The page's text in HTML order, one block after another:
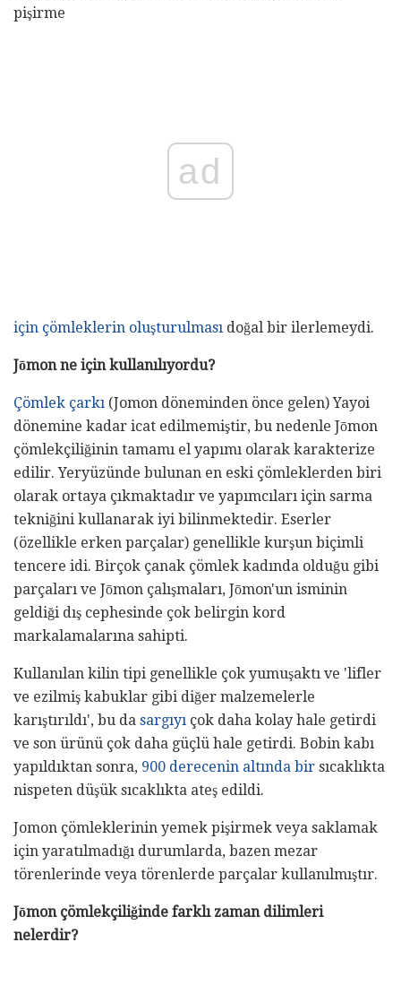
pişirme
ad
için çömleklerin oluşturulması doğal bir ilerlemeydi.
Jōmon ne için kullanılıyordu?
Çömlek çarkı (Jomon döneminden önce gelen) Yayoi
dönemine kadar icat edilmemiştir, bu nedenle Jōmon
çömlekçiliğinin tamamı el yapımı olarak karakterize
edilir. Yeryüzünde bulunan en eski çömleklerden biri
olarak ortaya çıkmaktadır ve yapımcıları için sarma
tekniğini kullanarak iyi bilinmektedir. Eserler
(özellikle erken parçalar) genellikle kurşun biçimli
tencere idi. Birçok çanak çömlek kadında olduğu gibi
parçaları ve Jōmon çalışmaları, Jōmon'un isminin
geldiği dış cephesinde çok belirgin kord
markalamalarına sahipti.
Kullanılan kilin tipi genellikle çok yumuşaktı ve 'lifler
ve ezilmiş kabuklar gibi diğer malzemelerle
karıştırıldı', bu da sargıyı çok daha kolay hale getirdi
ve son ürünü çok daha güçlü hale getirdi. Bobin kabı
yapıldıktan sonra, 900 derecenin altında bir sıcaklıkta
nispeten düşük sıcaklıkta ateş edildi.
Jomon çömleklerinin yemek pişirmek veya saklamak
için yaratılmadığı durumlarda, bazen mezar
törenlerinde veya törenlerde parçalar kullanılmıştır.
Jōmon çömlekçiliğinde farklı zaman dilimleri
nelerdir?